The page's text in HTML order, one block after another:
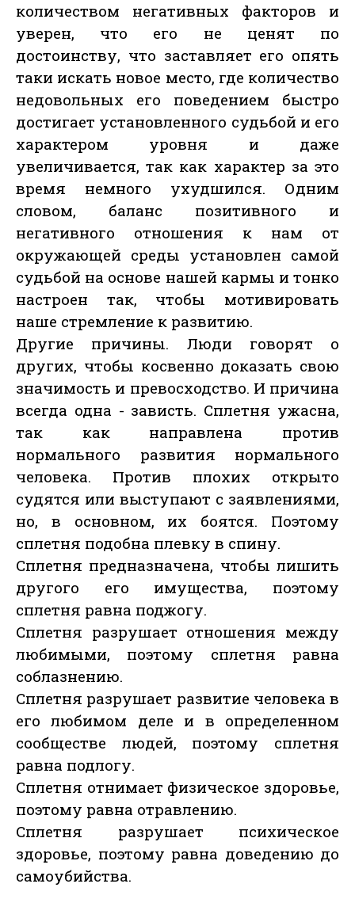
количеством негативных факторов и
уверен, что его не ценят по
достоинству, что заставляет его опять
таки искать новое место, где количество
недовольных его поведением быстро
достигает установленного судьбой и его
характером уровня и даже
увеличивается, так как характер за это
время немного ухудшился. Одним
словом, баланс позитивного и
негативного отношения к нам от
окружающей среды установлен самой
судьбой на основе нашей кармы и тонко
настроен так, чтобы мотивировать
наше стремление к развитию.
Другие причины. Люди говорят о
других, чтобы косвенно доказать свою
значимость и превосходство. И причина
всегда одна - зависть. Сплетня ужасна,
так как направлена против
нормального развития нормального
человека. Против плохих открыто
судятся или выступают с заявлениями,
но, в основном, их боятся. Поэтому
сплетня подобна плевку в спину.
Сплетня предназначена, чтобы лишить
другого его имущества, поэтому
сплетня равна поджогу.
Сплетня разрушает отношения между
любимыми, поэтому сплетня равна
соблазнению.
Сплетня разрушает развитие человека в
его любимом деле и в определенном
сообществе людей, поэтому сплетня
равна подлогу.
Сплетня отнимает физическое здоровье,
поэтому равна отравлению.
Сплетня разрушает психическое
здоровье, поэтому равна доведению до
самоубийства.